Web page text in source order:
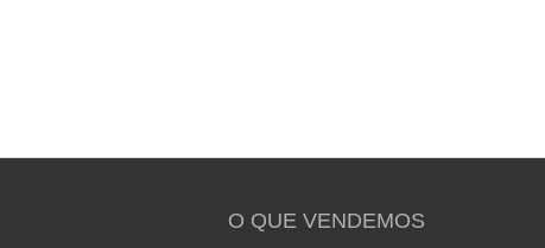
O QUE VENDEMOS